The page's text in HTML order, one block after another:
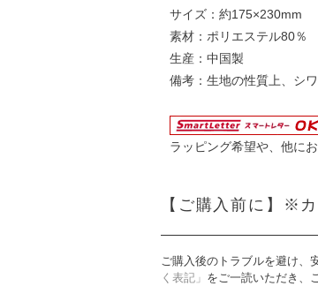
サイズ：約175×230mm
素材：ポリエステル80％
生産：中国製
備考：生地の性質上、シ
ラッピング希望や、他に
【ご購入前に】※
ご購入後のトラブルを避け、
く表記」 をご一読いただき、